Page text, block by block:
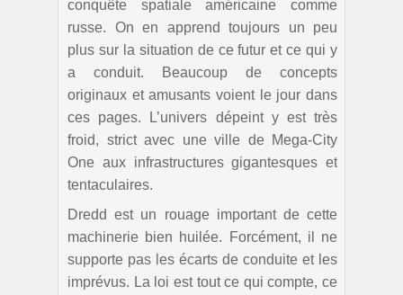
conquête spatiale américaine comme
russe. On en apprend toujours un peu
plus sur la situation de ce futur et ce qui y
a conduit. Beaucoup de concepts
originaux et amusants voient le jour dans
ces pages. L’univers dépeint y est très
froid, strict avec une ville de Mega-City
One aux infrastructures gigantesques et
tentaculaires.
Dredd est un rouage important de cette
machinerie bien huilée. Forcément, il ne
supporte pas les écarts de conduite et les
imprévus. La loi est tout ce qui compte, ce